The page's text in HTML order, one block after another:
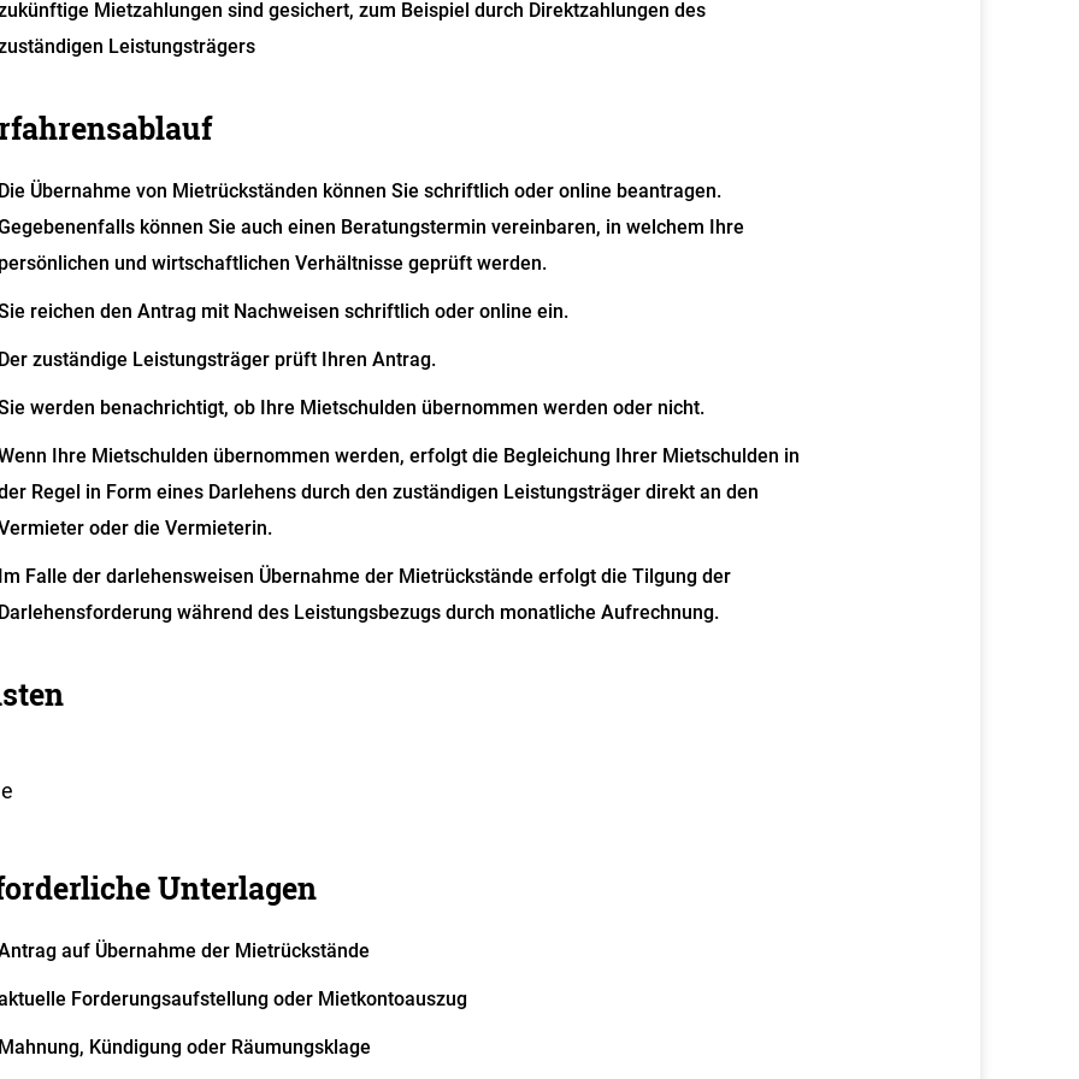
Mietzahlungen sind gesichert, zum Beispiel durch Direktzahlungen des
Leistungsträgers
Übernahme von Mietrückständen können Sie schriftlich oder online beantragen.
können Sie auch einen Beratungstermin vereinbaren, in welchem Ihre
und wirtschaftlichen Verhältnisse geprüft werden.
reichen den Antrag mit Nachweisen schriftlich oder online ein.
zuständige Leistungsträger prüft Ihren Antrag.
werden benachrichtigt, ob Ihre Mietschulden übernommen werden oder nicht.
Ihre Mietschulden übernommen werden, erfolgt die Begleichung Ihrer Mietschulden in
Regel in Form eines Darlehens durch den zuständigen Leistungsträger direkt an den
oder die Vermieterin.
Falle der darlehensweisen Übernahme der Mietrückstände erfolgt die Tilgung der
während des Leistungsbezugs durch monatliche Aufrechnung.
Unterlagen
auf Übernahme der Mietrückstände
Forderungsaufstellung oder Mietkontoauszug
Kündigung oder Räumungsklage